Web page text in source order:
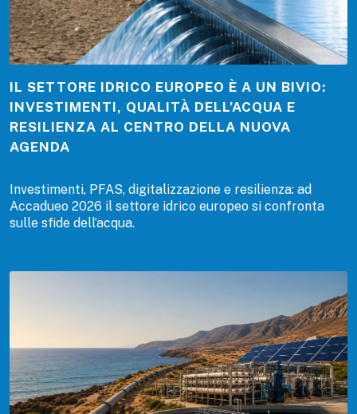
IL SETTORE IDRICO EUROPEO È A UN BIVIO:
INVESTIMENTI, QUALITÀ DELL’ACQUA E
RESILIENZA AL CENTRO DELLA NUOVA
AGENDA
Investimenti, PFAS, digitalizzazione e resilienza: ad
Accadueo 2026 il settore idrico europeo si confronta
sulle sfide dell’acqua.